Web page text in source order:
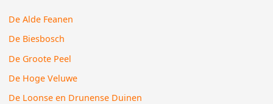
De Alde Feanen
De Biesbosch
De Groote Peel
De Hoge Veluwe
De Loonse en Drunense Duinen